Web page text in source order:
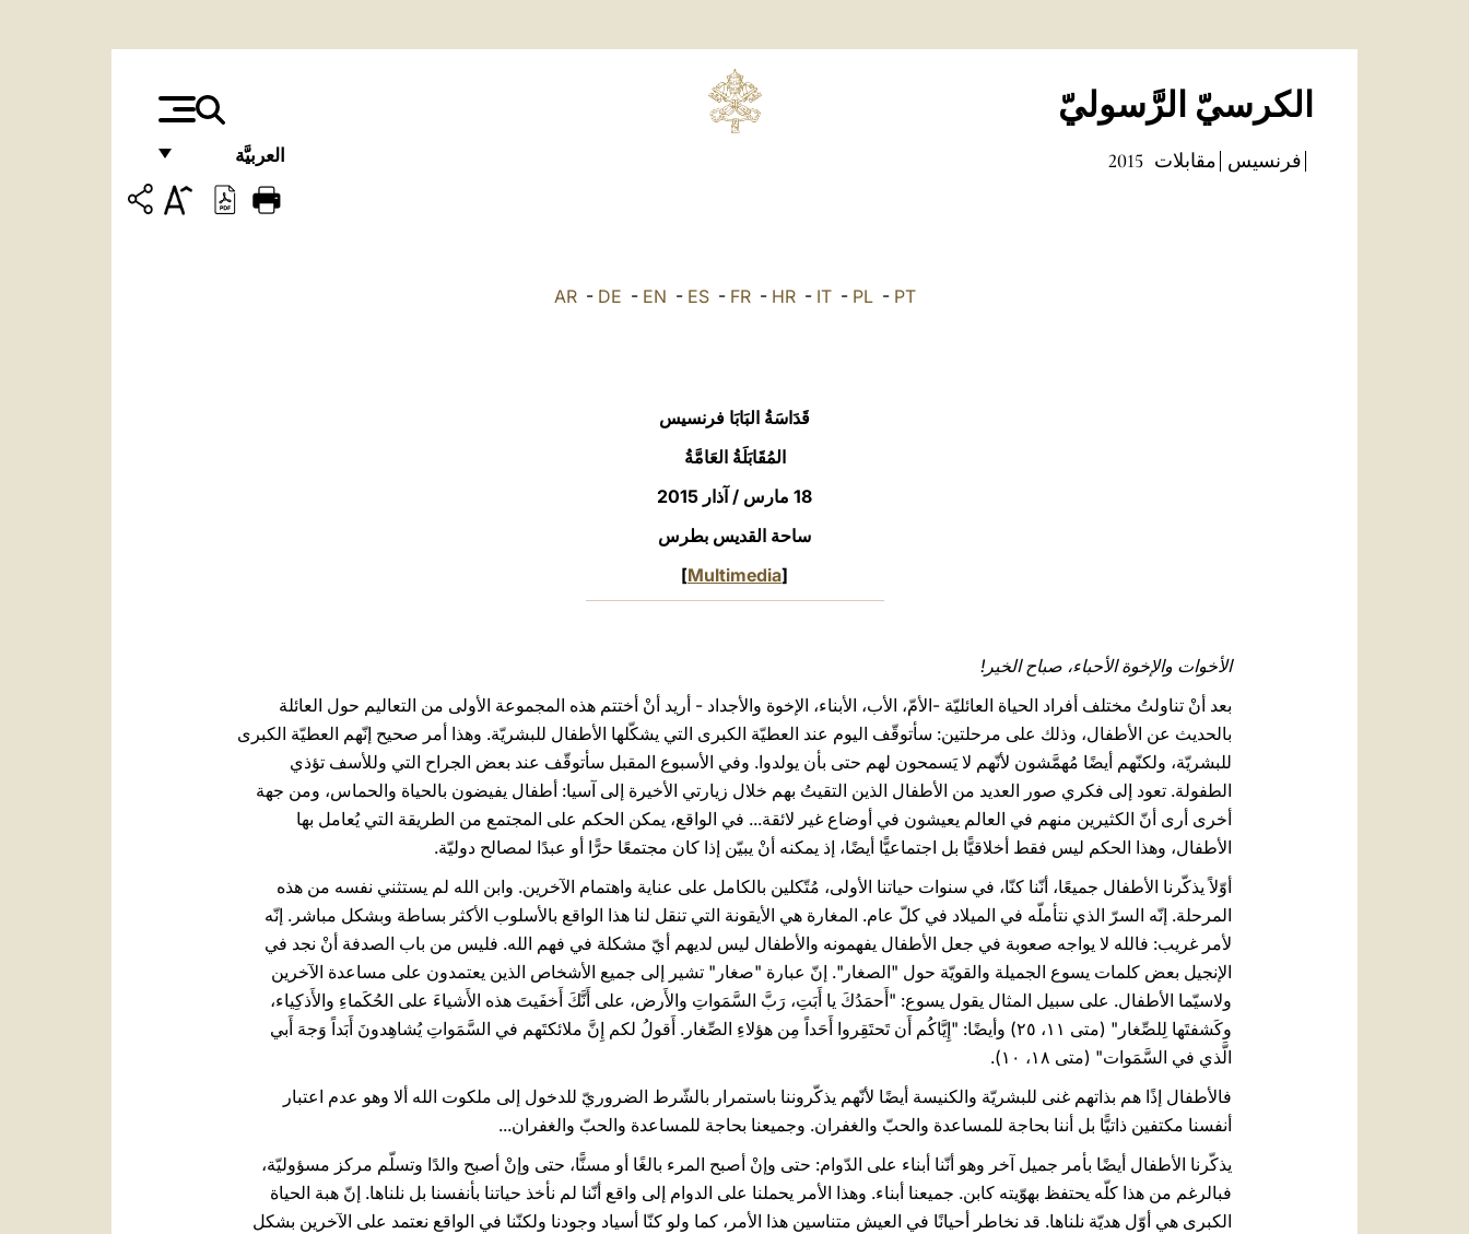
الكرسيّ الرَّسوليّ
العربيَّة
FRANÇAIS
فرنسيس مقابلات 2015
AR- DE - EN - ES- FR- HR- IT- PL- PT
قَدَاسَةُ البَابَا فرنسيس
المُقَابَلَةُ العَامَّةُ
18 مارس / آذار 2015
ساحة القديس بطرس
[
Multimedia
]
الأخوات والإخوة الأحباء، صباح الخير!
بعد أنْ تناولتُ مختلف أفراد الحياة العائليّة -الأمّ، الأب، الأبناء، الإخوة والأجداد - أريد أنْ أختتم هذه المجموعة الأولى من التعاليم حول العائلة
بالحديث عن الأطفال، وذلك على مرحلتين: سأتوقّف اليوم عند العطيّة الكبرى التي يشكّلها الأطفال للبشريّة. وهذا أمر صحيح إنّهم العطيّة الكبرى
للبشريّة، ولكنّهم أيضًا مُهمَّشون لأنّهم لا يَسمحون لهم حتى بأن يولدوا. وفي الأسبوع المقبل سأتوقّف عند بعض الجراح التي وللأسف تؤذي
الطفولة. تعود إلى فكري صور العديد من الأطفال الذين التقيتُ بهم خلال زيارتي الأخيرة إلى آسيا: أطفال يفيضون بالحياة والحماس، ومن جهة
أخرى أرى أنّ الكثيرين منهم في العالم يعيشون في أوضاع غير لائقة... في الواقع، يمكن الحكم على المجتمع من الطريقة التي يُعامل بها
الأطفال، وهذا الحكم ليس فقط أخلاقيًّا بل اجتماعيًّا أيضًا، إذ يمكنه أنْ يبيّن إذا كان مجتمعًا حرًّا أو عبدًا لمصالح دوليّة.
أوّلاً يذكّرنا الأطفال ​جميعًا، أنّنا كنّا، في سنوات حياتنا الأولى، مُتّكلين بالكامل على عناية واهتمام الآخرين. وابن الله لم يستثني نفسه من هذه
المرحلة. إنّه السرّ الذي نتأملّه في الميلاد في كلّ عام. المغارة هي الأيقونة التي تنقل لنا هذا الواقع بالأسلوب الأكثر بساطة وبشكل مباشر. إنّه
لأمر غريب: فالله لا يواجه صعوبة في جعل الأطفال يفهمونه والأطفال ليس لديهم أيّ مشكلة في فهم الله. فليس من باب الصدفة أنْ نجد في
الإنجيل بعض كلمات يسوع الجميلة والقويّة حول "الصغار". إنّ عبارة "صغار" تشير إلى جميع الأشخاص الذين يعتمدون على مساعدة الآخرين
ولاسيّما الأطفال. على سبيل المثال يقول يسوع: "أَحمَدُكَ يا أَبَتِ، رَبَّ السَّمَواتِ والأَرض، على أَنَّكَ أَخفَيتَ هذه الأَشياءَ على الحُكَماءِ والأَذكِياء،
وكَشفتَها لِلصِّغار" (متى ١١، ٢٥) وأيضًا: "إِيَّاكُم أَن تَحتَقِروا أَحَداً مِن هؤلاءِ الصِّغار. أَقولُ لكم إِنَّ ملائكتَهم في السَّمَواتِ يُشاهِدونَ أَبَداً وَجهَ أَبي
الَّذي في السَّمَوات" (متى ١٨، ١٠).
فالأطفال إذًا هم بذاتهم غنى للبشريّة والكنيسة أيضًا لأنّهم يذكّروننا باستمرار بالشّرط الضروريّ للدخول إلى ملكوت الله ألا وهو عدم اعتبار
أنفسنا مكتفين ذاتيًّا بل أننا بحاجة للمساعدة والحبّ والغفران. وجميعنا بحاجة للمساعدة والحبّ والغفران...
يذكّرنا الأطفال أيضًا بأمر جميل آخر وهو أنّنا أبناء على الدّوام: حتى وإنْ أصبح المرء بالغًا أو مسنًّا، حتى وإنْ أصبح والدًا وتسلّم مركز مسؤوليّة،
فبالرغم من هذا كلّه يحتفظ بهوّيته كابن. جميعنا أبناء. وهذا الأمر يحملنا على الدوام إلى واقع أنّنا لم نأخذ حياتنا بأنفسنا بل نلناها. إنّ هبة الحياة
الكبرى هي أوّل هديّة نلناها. قد نخاطر أحيانًا في العيش متناسين هذا الأمر، كما ولو كنّا أسياد وجودنا ولكنّنا في الواقع نعتمد على الآخرين بشكل